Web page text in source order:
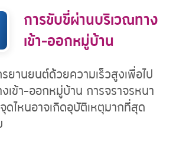
การขับขี่ผ่านบริเวณทาง
เข้า-ออกหมู่บ้าน
ยานยนต์ด้วยความเร็วสูงเพื่อไป
เข้า-ออกหมู่บ้าน การจราจรหนา
ดไหนอาจเกิดอุบัติเหตุมากที่สุด